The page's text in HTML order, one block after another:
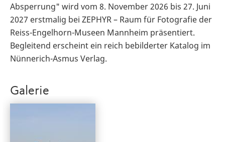
Absperrung" wird vom 8. November 2026 bis 27. Juni
2027 erstmalig bei ZEPHYR – Raum für Fotografie der
Reiss-Engelhorn-Museen Mannheim präsentiert.
Begleitend erscheint ein reich bebilderter Katalog im
Nünnerich-Asmus Verlag.
Galerie